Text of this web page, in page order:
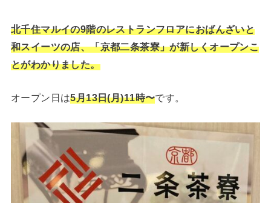
北千住マルイの9階のレストランフロアにおばんざいと
和スイーツの店、「京都二条茶寮」が新しくオープンこ
とがわかりました。
オープン日は5月13日(月)11時〜です。